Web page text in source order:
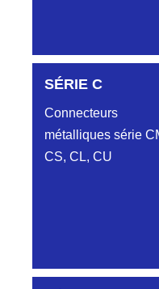
Aucune pièce
SÉRIE C
Connecteurs
métalliques série
CS, CL, CU